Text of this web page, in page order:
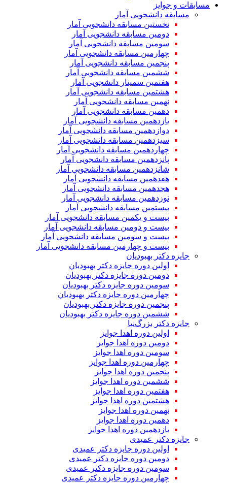
مسابقات و جوایز
مسابقه دانشجویی آمار
نخستین مسابقه دانشجویی آمار
دومین مسابقه دانشجویی آمار
سومین مسابقه دانشجویی آمار
چهارمین مسابقه دانشجویی آمار
پنجمین مسابقه دانشجویی آمار
ششمین مسابقه دانشجویی آمار
هفتمین سمینار دانشجویی آمار
هشتمین مسابقه دانشجویی آمار
نهمین مسابقه دانشجویی آمار
دهمین مسابقه دانشجویی آمار
یازدهمین مسابقه دانشجویی آمار
دوازدهمین مسابقه دانشجویی آمار
سیزدهمین مسابقه دانشجویی آمار
چهاردهمین مسابقه دانشجویی آمار
پانزدهمین مسابقه دانشجویی آمار
شانزدهمین مسابقه دانشجویی آمار
هفدهمین مسابقه دانشجویی آمار
هجدهمین مسابقه دانشجویی آمار
نوزدهمین مسابقه دانشجویی آمار
بیستمین مسابقه دانشجویی آمار
بیست و یکمین مسابقه دانشجویی آمار
بیست و دومین مسابقه دانشجویی آمار
بیست و سومین مسابقه دانشجویی آمار
بیست و چهارمین مسابقه دانشجویی آمار
جایزه دکتر بهبودیان
اولین دوره جایزه دکتر بهبودیان
دومین دوره جایزه دکتر بهبودیان
سومین دوره جایزه دکتر بهبودیان
چهارمین دوره جایزه دکتر بهبودیان
پنجمین دوره جایزه دکتر بهبودیان
ششمین دوره جایزه دکتر بهبودیان
جایزه دکتر بزرگ‌نیا
اولین دوره اهدا جوایز
دومین دوره اهدا جوایز
سومین دوره اهدا جوایز
چهارمین دوره اهدا جوایز
پنجمین دوره اهدا جوایز
ششمین دوره اهدا جوایز
هفتمین دوره اهدا جوایز
هشتمین دوره اهدا جوایز
نهمین دوره اهدا جوایز
دهمین دوره اهدا جوایز
یازدهمین دوره اهدا جوایز
جایزه دکتر عمیدی
اولین دوره جایزه دکتر عمیدی
دومین دوره جایزه دکتر عمیدی
سومین دوره جایزه دکتر عمیدی
چهارمین دوره جایزه دکتر عمیدی